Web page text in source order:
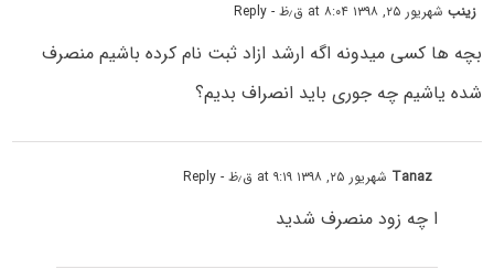
زینبشهریور ۲۵, ۱۳۹۸ at ۸:۰۴ ق٫ظ - Reply
بچه ها کسی میدونه اگه ارشد ازاد ثبت نام کرده باشیم منصرف
شده یاشیم چه جوری باید انصراف بدیم؟
Tanaz شهریور ۲۵, ۱۳۹۸ at ۹:۱۹ ق٫ظ - Reply
ا چه زود منصرف شدید